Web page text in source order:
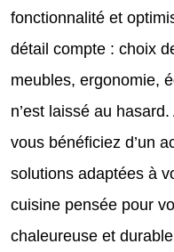
fonctionnalité et
détail compte : choix
meubles, ergonomie,
n’est laissé au
vous bénéficiez d’un
solutions adaptées à
cuisine pensée pour
chaleureuse et